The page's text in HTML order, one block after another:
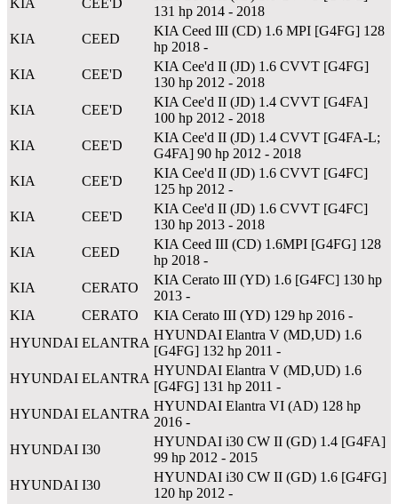
KIA
CEE'D
131 hp 2014 - 2018
KIA
CEED
KIA Ceed III (CD) 1.6 MPI [G4FG] 128
hp 2018 -
KIA
CEE'D
KIA Cee'd II (JD) 1.6 CVVT [G4FG]
130 hp 2012 - 2018
KIA
CEE'D
KIA Cee'd II (JD) 1.4 CVVT [G4FA]
100 hp 2012 - 2018
KIA
CEE'D
KIA Cee'd II (JD) 1.4 CVVT [G4FA-L;
G4FA] 90 hp 2012 - 2018
KIA
CEE'D
KIA Cee'd II (JD) 1.6 CVVT [G4FC]
125 hp 2012 -
KIA
CEE'D
KIA Cee'd II (JD) 1.6 CVVT [G4FC]
130 hp 2013 - 2018
KIA
CEED
KIA Ceed III (CD) 1.6MPI [G4FG] 128
hp 2018 -
KIA
CERATO
KIA Cerato III (YD) 1.6 [G4FC] 130 hp
2013 -
KIA
CERATO
KIA Cerato III (YD) 129 hp 2016 -
HYUNDAI ELANTRA
HYUNDAI Elantra V (MD,UD) 1.6
[G4FG] 132 hp 2011 -
HYUNDAI ELANTRA
HYUNDAI Elantra V (MD,UD) 1.6
[G4FG] 131 hp 2011 -
HYUNDAI ELANTRA
HYUNDAI Elantra VI (AD) 128 hp
2016 -
HYUNDAI I30
HYUNDAI i30 CW II (GD) 1.4 [G4FA]
99 hp 2012 - 2015
HYUNDAI I30
HYUNDAI i30 CW II (GD) 1.6 [G4FG]
120 hp 2012 -